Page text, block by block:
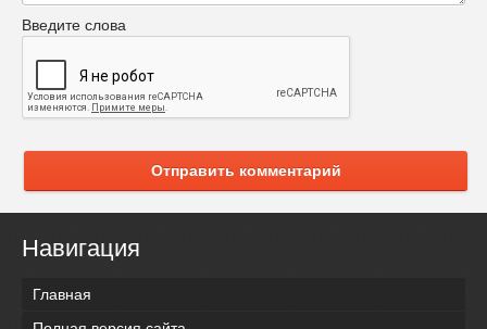
Введите слова
Отправить комментарий
Навигация
Главная